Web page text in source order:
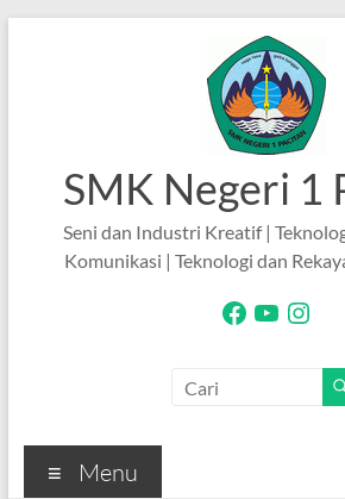
SMK Negeri 1
Seni dan Industri Kreatif |
Komunikasi | Teknologi dan
Facebook
YouTube
Menu